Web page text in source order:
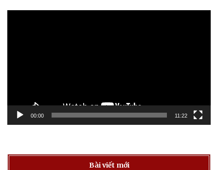
00:00 11:22
Bài viết mới